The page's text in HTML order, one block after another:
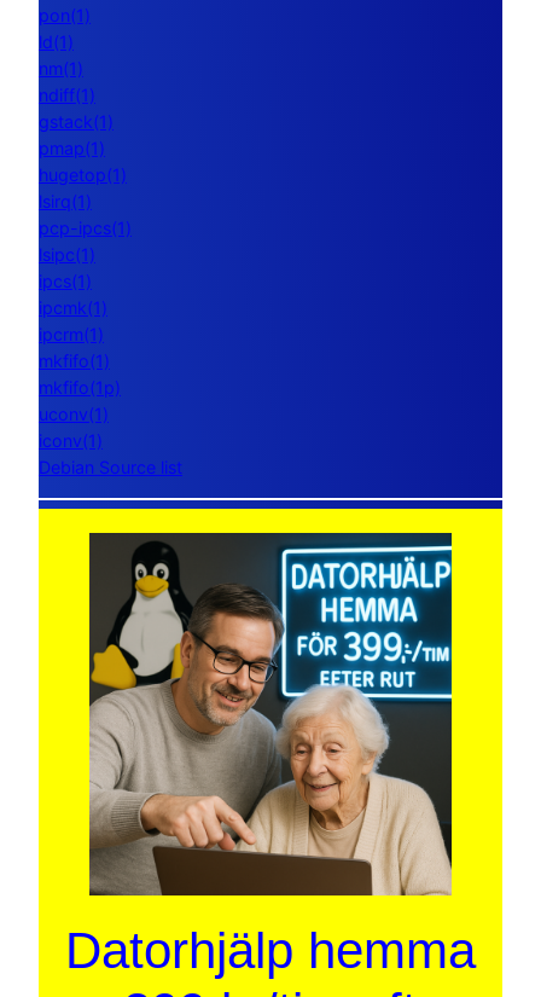
pon(1)
ld(1)
nm(1)
ndiff(1)
gstack(1)
pmap(1)
hugetop(1)
lsirq(1)
pcp-ipcs(1)
lsipc(1)
ipcs(1)
ipcmk(1)
ipcrm(1)
mkfifo(1)
mkfifo(1p)
uconv(1)
iconv(1)
Debian Source list
Datorhjälp hemma